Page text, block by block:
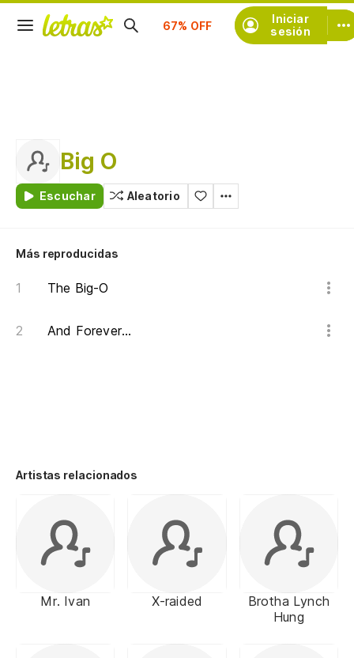
Iniciar
sesión
Suscríbete
Big O
Escuchar Aleatorio
Más reproducidas
The Big-O
And Forever...
Artistas relacionados
Mr. Ivan X-raided
Brotha Lynch
Hung